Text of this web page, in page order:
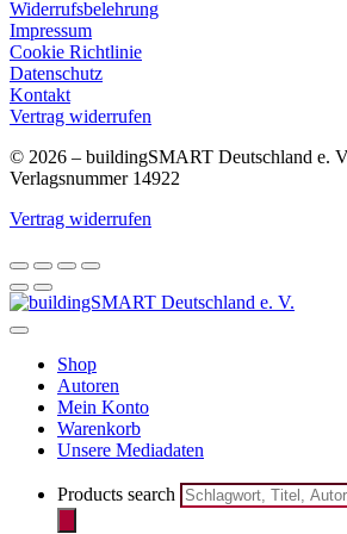
Widerrufsbelehrung
Impressum
Cookie Richtlinie
Datenschutz
Kontakt
Vertrag widerrufen
© 2026 – buildingSMART Deutschland e.
Verlagsnummer 14922
Vertrag widerrufen
Shop
Autoren
Mein Konto
Warenkorb
Unsere Mediadaten
Products search